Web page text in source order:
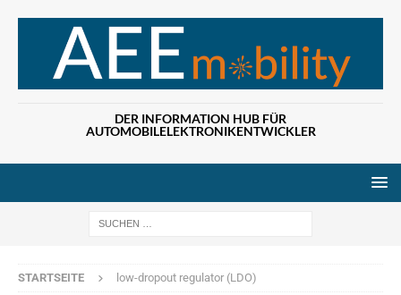
DER INFORMATION HUB FÜR
AUTOMOBILELEKTRONIKENTWICKLER
STARTSEITE low-dropout regulator (LDO)